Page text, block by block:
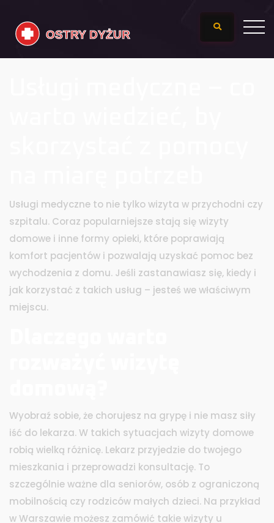
Usługi medyczne to nie tylko wizyta w przychodni czy
szpitalu. Coraz popularniejsze stają się wizyty
domowe i inne formy opieki, które poprawiają
komfort pacjentów i pozwalają uzyskać pomoc bez
wychodzenia z domu. Jeśli zastanawiasz się, kiedy i
jak korzystać z takich usług – jesteś we właściwym
miejscu.
Wyobraź sobie, że chorujesz na grypę i nie masz siły
iść do lekarza. W takich sytuacjach wizyty domowe
robią wielką różnicę. Lekarz przyjedzie do twojego
mieszkania i przeprowadzi konsultację. To
szczególnie ważne dla seniorów, osób z ograniczoną
mobilnością czy rodziców małych dzieci. Na przykład
w Warszawie możesz zamówić takie wizyty u